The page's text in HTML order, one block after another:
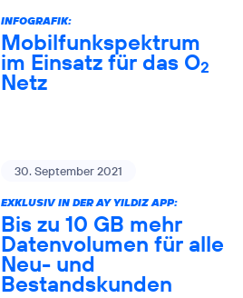
INFOGRAFIK:
Mobilfunkspektrum
im Einsatz für das O2
Netz
30. September 2021
EXKLUSIV IN DER AY YILDIZ APP:
Bis zu 10 GB mehr
Datenvolumen für alle
Neu- und
Bestandskunden